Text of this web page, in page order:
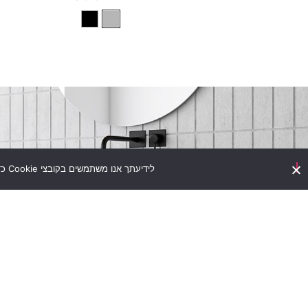
לידיעתך אנו משתמשים בקובצי Cookie כדי להבטיח שאנו נותנים לך את החוויה הטובה ביותר באתר שלנו. שימוש באתר זה מהווה את הסכמתך לתנאי זה.